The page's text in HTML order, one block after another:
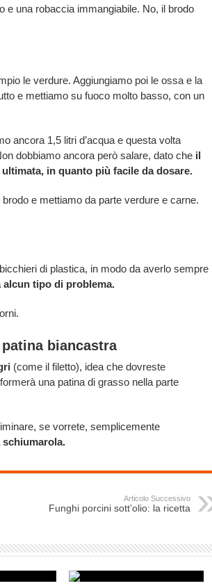
e una robaccia immangiabile. No, il brodo
le verdure. Aggiungiamo poi le ossa e la
e mettiamo su fuoco molto basso, con un
ancora 1,5 litri d’acqua e questa volta
dobbiamo ancora però salare, dato cheil
in quanto più facile da dosare.
e mettiamo da parte verdure e carne.
di plastica, in modo da averlo sempre
alcun tipo di problema.
biancastra
(come il filetto), idea che dovreste
una patina di grasso nella parte
se vorrete, semplicemente
Articolo Successivo
Funghi porcini sott’olio: la ricetta